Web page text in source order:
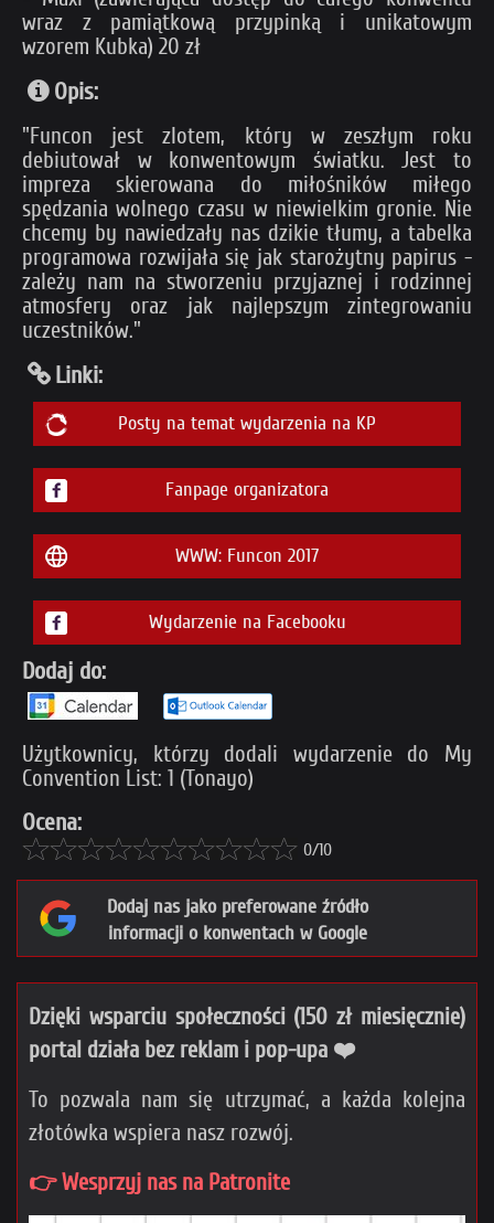
wraz z pamiątkową przypinką i unikatowym
wzorem Kubka) 20 zł
Opis:
"Funcon jest zlotem, który w zeszłym roku
debiutował w konwentowym światku. Jest to
impreza skierowana do miłośników miłego
spędzania wolnego czasu w niewielkim gronie. Nie
chcemy by nawiedzały nas dzikie tłumy, a tabelka
programowa rozwijała się jak starożytny papirus -
zależy nam na stworzeniu przyjaznej i rodzinnej
atmosfery oraz jak najlepszym zintegrowaniu
uczestników."
Linki:
Posty na temat wydarzenia na KP
Fanpage organizatora
WWW: Funcon 2017
Wydarzenie na Facebooku
Dodaj do:
Użytkownicy, którzy dodali wydarzenie do My
Convention List: 1 (Tonayo)
Ocena:
0/10
Dodaj nas jako preferowane źródło
informacji o konwentach w Google
Dzięki wsparciu społeczności (150 zł miesięcznie)
portal działa bez reklam i pop-upa ❤️
To pozwala nam się utrzymać, a każda kolejna
złotówka wspiera nasz rozwój.
👉 Wesprzyj nas na Patronite